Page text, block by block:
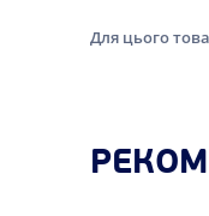
Для цього